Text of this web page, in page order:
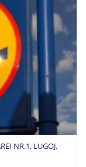
NR.1, LUGOJ,